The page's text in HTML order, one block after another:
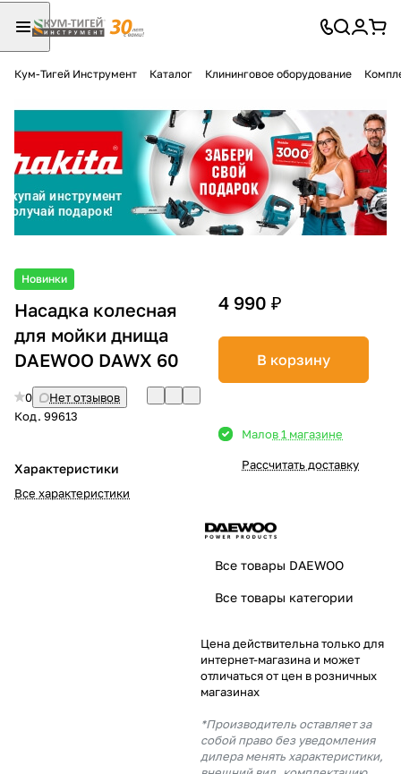
Кум-Тигей Инструмент Каталог Клининговое оборудование
Новинки
Насадка колесная
для мойки днища
DAEWOO DAWX 60
0
Нет отзывов
Код. 99613
Характеристики
Все характеристики
4 990 ₽
В корзину
Малов 1 магазине
Рассчитать доставку
Все товары DAEWOO
Все товары категории
Цена действительна только для
интернет-магазина и может
отличаться от цен в розничных
магазинах
*Производитель оставляет за
собой право без уведомления
дилера менять характеристики,
Разбейте
оплатуна части
без переплат
График платежей
Сегодня
% картой любого банка
% будут
с вашей карты